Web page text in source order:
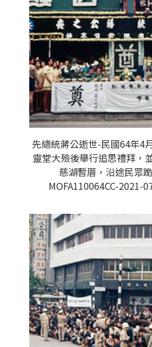
先總統蔣公逝世-民國64年4
靈堂大殮後舉行追思禮拜，
慈湖暫厝，沿途民眾
MOFA110064CC-2021-